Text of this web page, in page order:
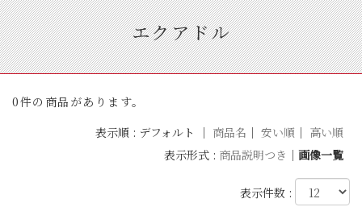
エクアドル
0件の商品があります。
表示順 : デフォルト ｜ 商品名 ｜ 安い順 ｜ 高い順
表示形式 : 商品説明つき ｜ 画像一覧
表示件数 :